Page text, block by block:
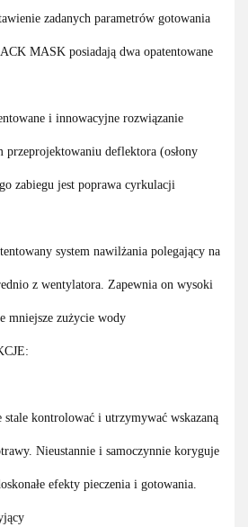
zadanych parametrów gotowania
MASK posiadają dwa opatentowane
i innowacyjne rozwiązanie
przeprojektowaniu deflektora (osłony
zabiegu jest poprawa cyrkulacji
system nawilżania polegający na
z wentylatora. Zapewnia on wysoki
mniejsze zużycie wody
stale kontrolować i utrzymywać wskazaną
Nieustannie i samoczynnie koryguje
efekty pieczenia i gotowania.